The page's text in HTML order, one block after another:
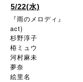
5/22(水)
『雨のメロディ』
act)
杉野淳子
栫ミュウ
河村麻未
夢奈
絵里名